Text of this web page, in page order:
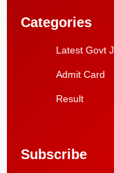
Categories
Latest Govt
Admit Card
Result
Subscribe